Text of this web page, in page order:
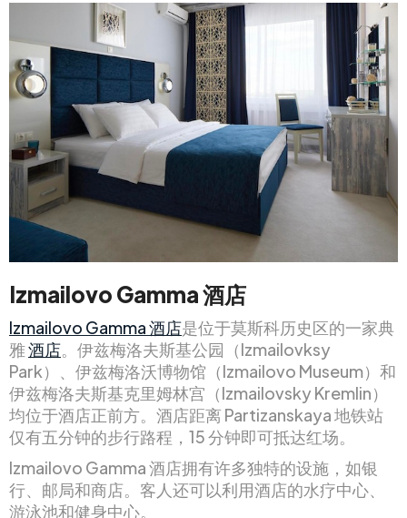
Izmailovo Gamma 酒店
Izmailovo Gamma 酒店是位于莫斯科历史区的一家典
雅酒店。伊兹梅洛夫斯基公园（Izmailovksy
Park）、伊兹梅洛沃博物馆（Izmailovo Museum）和
伊兹梅洛夫斯基克里姆林宫（Izmailovsky Kremlin）
均位于酒店正前方。酒店距离 Partizanskaya 地铁站
仅有五分钟的步行路程，15 分钟即可抵达红场。
Izmailovo Gamma 酒店拥有许多独特的设施，如银
行、邮局和商店。客人还可以利用酒店的水疗中心、
游泳池和健身中心。